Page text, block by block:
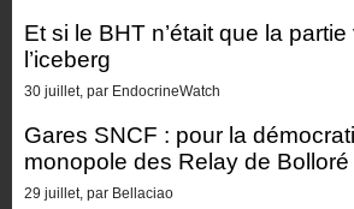
Et si le BHT n’était que la
l’iceberg
30 juillet, par EndocrineWatch
Gares SNCF : pour la
monopole des Relay de Bolloré
29 juillet, par Bellaciao